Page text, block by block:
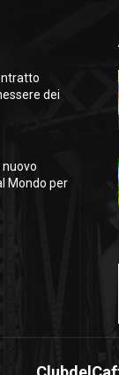
dei
nuovo
Mondo per